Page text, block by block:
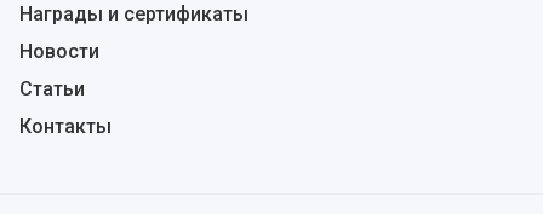
Награды и сертификаты
Новости
Статьи
Контакты